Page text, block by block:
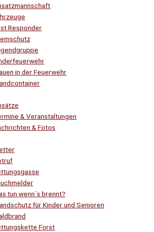
Responder
in der Feuerwehr
& Veranstaltungen
& Fotos
tun wenn´s brennt?
für Kinder und Senioren
Forst